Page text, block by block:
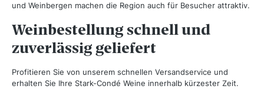
und Weinbergen machen die Region auch für Besucher attraktiv.
Weinbestellung schnell und
zuverlässig geliefert
Profitieren Sie von unserem schnellen Versandservice und
erhalten Sie Ihre Stark-Condé Weine innerhalb kürzester Zeit.